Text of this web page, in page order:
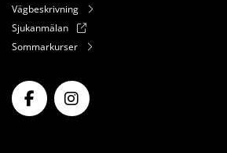
Vägbeskrivning
Sjukanmälan
Sommarkurser